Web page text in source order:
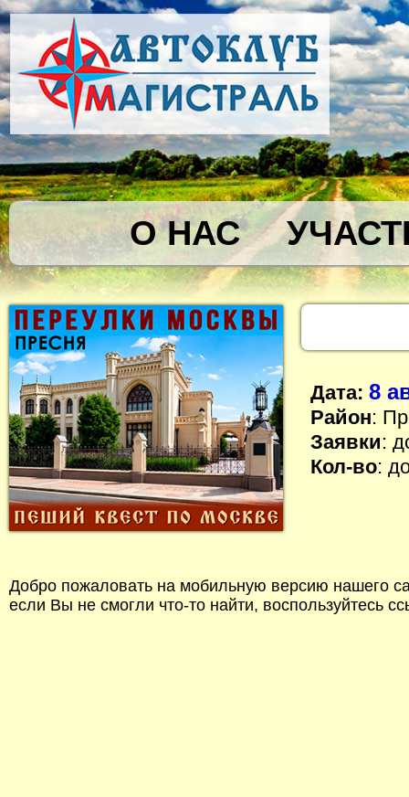
О НАС
Дата: 8
Район:
Заявки:
Кол-во:
Добро пожаловать на мобильную версию нашего
если Вы не смогли что-то найти, воспользуйтесь